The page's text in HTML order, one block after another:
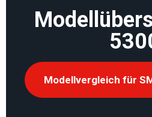
Modellvergleich für